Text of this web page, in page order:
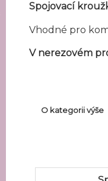
Spojovací
Vhodné pro
V nerezovém
O kategorii výše